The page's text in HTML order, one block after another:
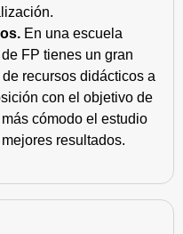
En una escuela
FP tienes un gran
de recursos didácticos a
con el objetivo de
más cómodo el estudio
resultados.